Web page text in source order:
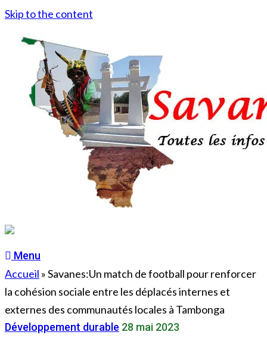
Skip to the content
Menu
Accueil »Savanes:Un match de football pour renforcer
la cohésion sociale entre les déplacés internes et
externes des communautés locales à Tambonga
Développement durable 28 mai 2023